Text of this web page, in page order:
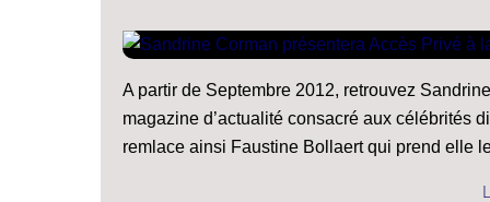
A partir de Septembre 2012, retrouvez
magazine d’actualité consacré aux célébrités
remlace ainsi Faustine Bollaert qui prend elle